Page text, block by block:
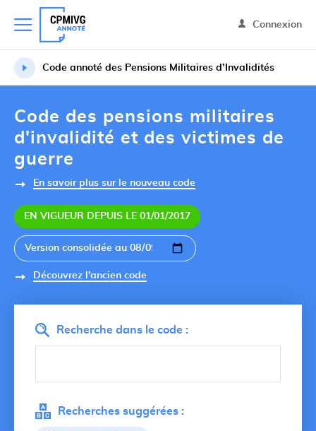
Connexion
Code annoté des Pensions Militaires d’Invalidités
Code des pensions militaires
d'invalidité et des victimes de
guerre
En savoir plus sur le nouveau code
EN VIGUEUR DEPUIS LE 01/01/2017
Découvrez l'ancien code
Recherche dans le code :
Recherches suggérées :